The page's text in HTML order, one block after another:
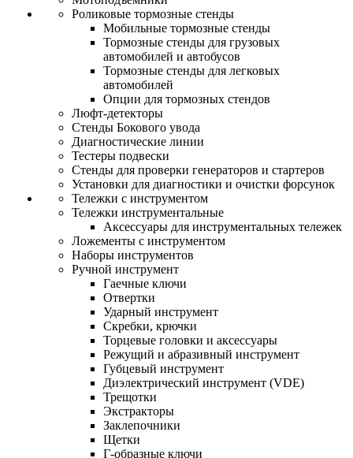
Роликовые тормозные стенды
Мобильные тормозные стенды
Тормозные стенды для грузовых
автомобилей и автобусов
Тормозные стенды для легковых
автомобилей
Опции для тормозных стендов
Люфт-детекторы
Стенды Бокового увода
Диагностические линии
Тестеры подвески
Стенды для проверки генераторов и стартеров
Установки для диагностики и очистки форсунок
Тележки с инструментом
Тележки инструментальные
Аксессуары для инструментальных тележек
Ложементы с инструментом
Наборы инструментов
Ручной инструмент
Гаечные ключи
Отвертки
Ударный инструмент
Скребки, крючки
Торцевые головки и аксессуары
Режущий и абразивный инструмент
Губцевый инструмент
Диэлектрический инструмент (VDE)
Трещотки
Экстракторы
Заклепочники
Щетки
Г-образные ключи